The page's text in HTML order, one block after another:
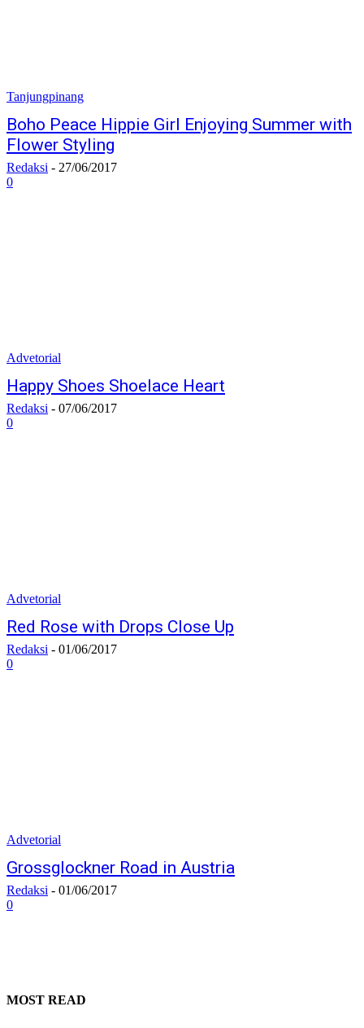
Tanjungpinang
Boho Peace Hippie Girl Enjoying Summer with
Flower Styling
Redaksi - 27/06/2017
0
Advetorial
Happy Shoes Shoelace Heart
Redaksi - 07/06/2017
0
Advetorial
Red Rose with Drops Close Up
Redaksi - 01/06/2017
0
Advetorial
Grossglockner Road in Austria
Redaksi - 01/06/2017
0
MOST READ